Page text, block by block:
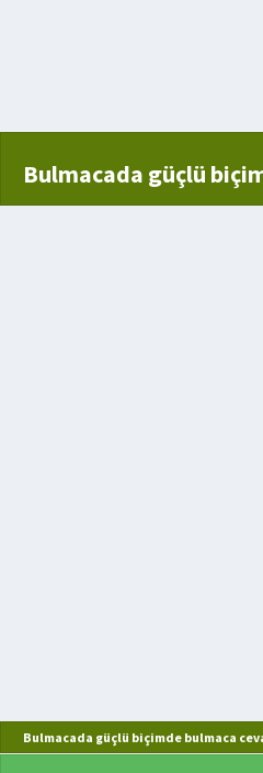
Bulmacada güçlü
Bulmacada güçlü biçimde bulmaca